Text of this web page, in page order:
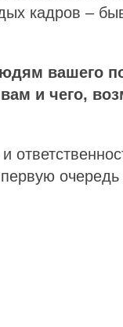
кадров –
вашего
и чего,